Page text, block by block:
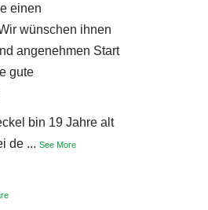
einen
wünschen ihnen
angenehmen Start
gute
bin 19 Jahre alt
de ... See More